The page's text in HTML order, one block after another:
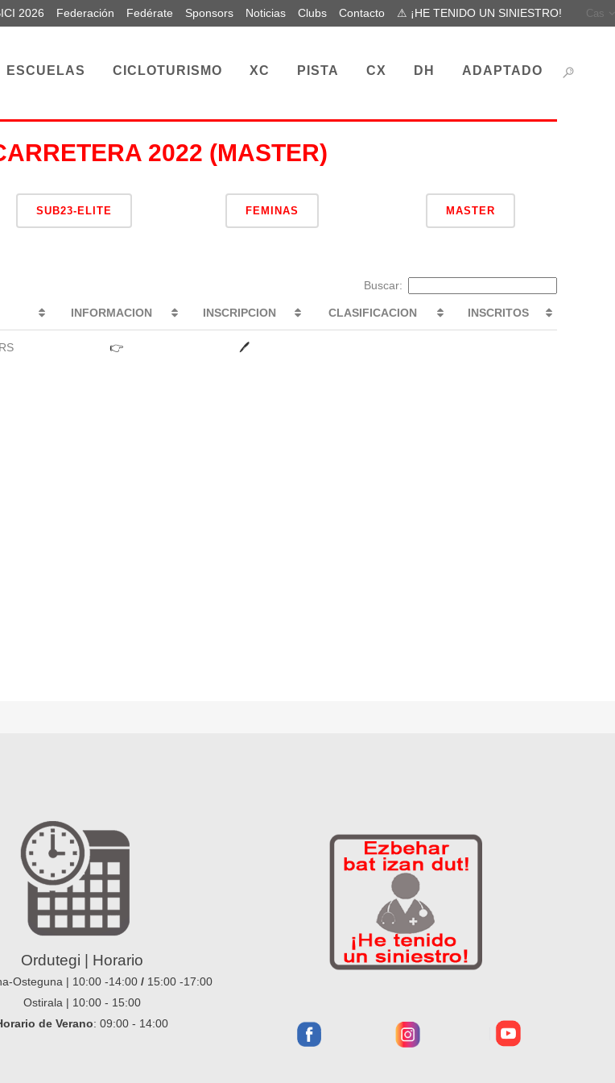
2026 Federación Fedérate Sponsors Noticias Clubs Contacto ⚠ ¡HE TENIDO UN SINIESTRO! Cas
ESCUELAS CICLOTURISMO XC PISTA CX DH ADAPTADO
2022 (MASTER)
SUB23-ELITE FEMINAS MASTER
Buscar:
INFORMACION INSCRIPCION CLASIFICACION INSCRITOS
👉 🖊
Ordutegi | Horario
Osteguna | 10:00 -14:00/ 15:00 -17:00
Ostirala | 10:00 - 15:00
de Verano: 09:00 - 14:00